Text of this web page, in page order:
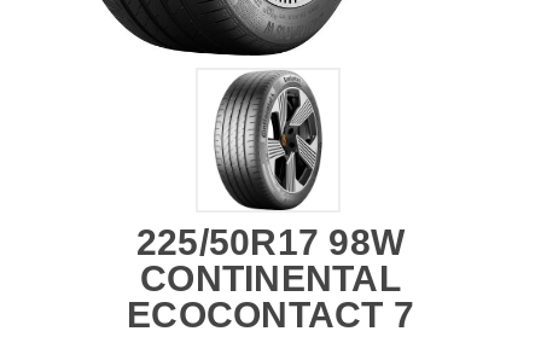
225/50R17 98W
CONTINENTAL
ECOCONTACT 7